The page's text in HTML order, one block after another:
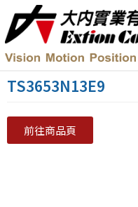
TS3653N13E9
前往商品頁